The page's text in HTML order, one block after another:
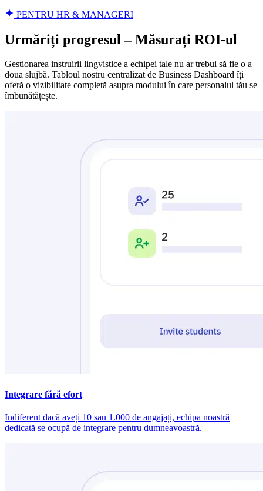
PENTRU HR & MANAGERI
Urmăriți progresul – Măsurați ROI-ul
Gestionarea instruirii lingvistice a echipei tale nu ar trebui să fie o a
doua slujbă. Tabloul nostru centralizat de Business Dashboard îți
oferă o vizibilitate completă asupra modului în care personalul tău se
îmbunătățește.
Integrare fără efort
Indiferent dacă aveți 10 sau 1.000 de angajați, echipa noastră
dedicată se ocupă de integrare pentru dumneavoastră.